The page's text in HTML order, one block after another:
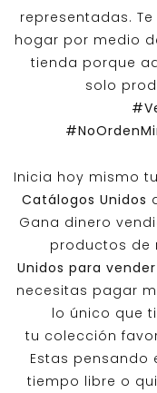
representadas.
hogar por medio
tienda porque
solo
Inicia hoy mismo
Catálogos Unidos
Gana dinero
productos de
Unidos para
necesitas pagar
lo único que
tu colección
Estas pensando
tiempo libre o